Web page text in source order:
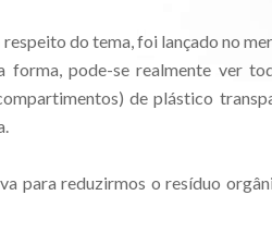
do tema, foi lançado no
forma, pode-se realmente ver
de plástico
para reduzirmos o resíduo